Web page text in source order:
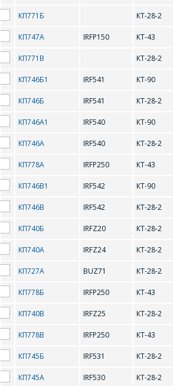
IRF635 IRF640
IRF641 IRF642
IRF710 IRF711
IRF712 IRF720
IRFP150 IRFP250
IRFU420 IRFZ10
IRFZ14 IRFZ15
IRFZ20 IRFZ24
КП771Б КТ-28-2
КП747А IRFP150 КТ-43
КП771В КТ-28-2
КП746Б1 IRF541 КТ-90
КП746Б IRF541 КТ-28-2
КП746А1 IRF540 КТ-90
КП746А IRF540 КТ-28-2
КП778А IRFP250 КТ-43
КП746В1 IRF542 КТ-90
КП746В IRF542 КТ-28-2
КП740Б IRFZ20 КТ-28-2
КП740А IRFZ24 КТ-28-2
КП727А BUZ71 КТ-28-2
КП778Б IRFP250 КТ-43
КП740В IRFZ25 КТ-28-2
КП778В IRFP250 КТ-43
КП745Б IRF531 КТ-28-2
КП745А IRF530 КТ-28-2
ОФОРМИТЬ ЗАКАЗ
для юридических лиц
Продажи физическим
лицам
осуществляются в ТД
"ИНТЕГРАЛ", тел.+375
интересующее Вас
сотрудники компании
вопросам стоимости
Организация *
ЗАДАТЬ ВОПРОС
СОТРУДНИКИ
РАДОСТЬЮ
ОТВЕТЯТ НА
ВАШИ
Ваше имя